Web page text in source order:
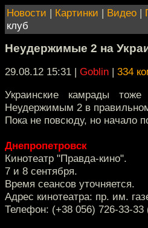
Новости | Картинки | Видео |
клуб
Неудержимые 2 на
29.08.12 15:31 | Goblin | 334
Украинские камрады
Неудержимым 2 в
Пока не повсюду, но начало
Днепропетровск
Кинотеатр "Правда-кино".
7 и 8 сентября.
Время сеансов уточняется.
Адрес кинотеатра: пр. им.
Телефон: (+38 056) 726-33-33